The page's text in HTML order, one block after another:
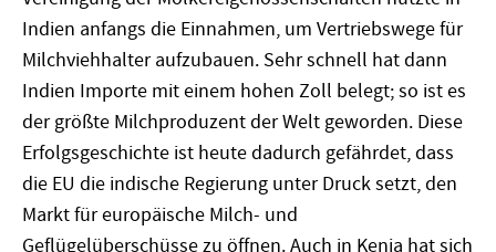
Indien anfangs die Einnahmen, um Vertriebswege für
Milchviehhalter aufzubauen. Sehr schnell hat dann
Indien Importe mit einem hohen Zoll belegt; so ist es
der größte Milchproduzent der Welt geworden. Diese
Erfolgsgeschichte ist heute dadurch gefährdet, dass
die EU die indische Regierung unter Druck setzt, den
Markt für europäische Milch- und
Geflügelüberschüsse zu öffnen. Auch in Kenia hat sich